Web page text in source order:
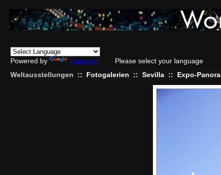
Powered by Translate
Please select your language
Weltausstellungen
:: Fotogalerien :: Sevilla :: Expo-